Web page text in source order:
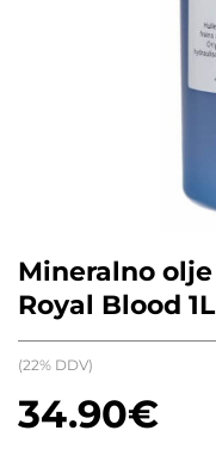
Mineralno olje
Royal Blood 1L
34.90€
(22% DDV)